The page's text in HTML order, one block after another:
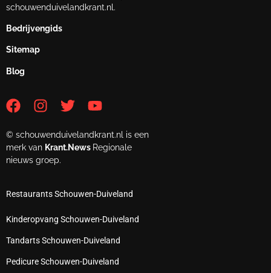
schouwenduivelandkrant.nl.
Bedrijvengids
Sitemap
Blog
© schouwenduivelandkrant.nl is een
merk van Krant.News Regionale
nieuws groep.
Restaurants Schouwen-Duiveland
Kinderopvang Schouwen-Duiveland
Tandarts Schouwen-Duiveland
Pedicure Schouwen-Duiveland